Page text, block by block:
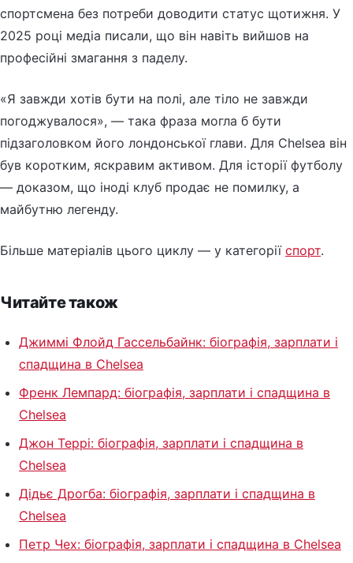
спортсмена без потреби доводити статус щотижня. У
2025 році медіа писали, що він навіть вийшов на
професійні змагання з паделу.
«Я завжди хотів бути на полі, але тіло не завжди
погоджувалося», — така фраза могла б бути
підзаголовком його лондонської глави. Для Chelsea він
був коротким, яскравим активом. Для історії футболу
— доказом, що іноді клуб продає не помилку, а
майбутню легенду.
Більше матеріалів цього циклу — у категорії спорт.
Читайте також
Джиммі Флойд Гассельбайнк: біографія, зарплати і
спадщина в Chelsea
Френк Лемпард: біографія, зарплати і спадщина в
Chelsea
Джон Террі: біографія, зарплати і спадщина в
Chelsea
Дідьє Дрогба: біографія, зарплати і спадщина в
Chelsea
Петр Чех: біографія, зарплати і спадщина в Chelsea